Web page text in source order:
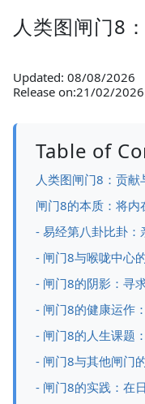
人类图闸门8
Updated: 08/08/2026
Release on:21/02/2026
Table of
人类图闸门8：贡献
闸门8的本质：将内
- 易经第八卦比卦
- 闸门8与喉咙中心
- 闸门8的阴影：寻
- 闸门8的健康运作
- 闸门8的人生课题
- 闸门8与其他闸门
- 闸门8的实践：在